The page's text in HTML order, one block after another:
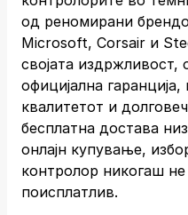
од реномирани
Microsoft, Corsair и
својата
официјална
квалитетот и
бесплатна достава
онлајн купување,
контролор никогаш
поисплатлив.